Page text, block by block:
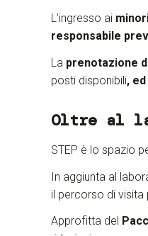
L’ingresso ai
responsabile
La prenotazione
posti disponibili,
Oltre al
STEP è lo spazio
In aggiunta al
il percorso di visita
Approfitta del